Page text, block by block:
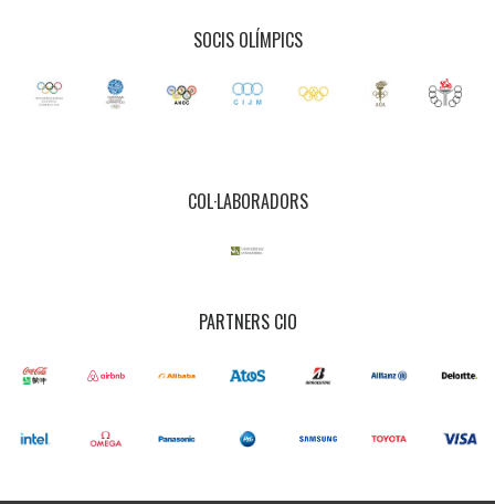
SOCIS OLÍMPICS
COL·LABORADORS
PARTNERS CIO